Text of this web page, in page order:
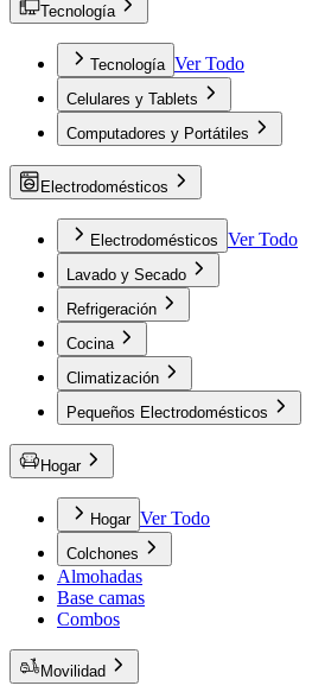
Tecnología
Tecnología Ver Todo
Celulares y Tablets
Computadores y Portátiles
Electrodomésticos
Electrodomésticos Ver Todo
Lavado y Secado
Refrigeración
Cocina
Climatización
Pequeños Electrodomésticos
Hogar
Hogar Ver Todo
Colchones
Almohadas
Base camas
Combos
Movilidad